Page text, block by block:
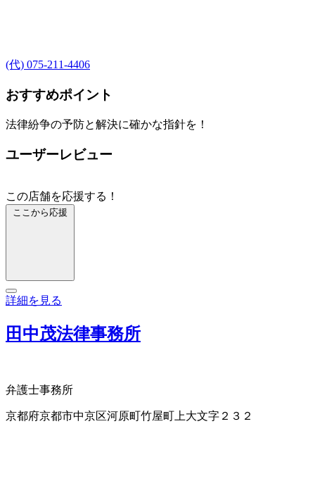
(代) 075-211-4406
おすすめポイント
法律紛争の予防と解決に確かな指針を！
ユーザーレビュー
この店舗を応援する！
ここから応援
詳細を見る
田中茂法律事務所
弁護士事務所
京都府京都市中京区河原町竹屋町上大文字２３２